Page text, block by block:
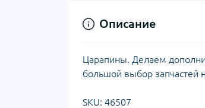
Описание
Царапины. Делаем
большой выбор запчастей
SKU: 46507